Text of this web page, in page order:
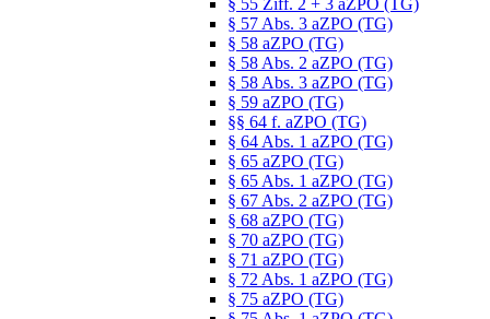
§ 55 Ziff. 2 + 3 aZPO (TG)
§ 57 Abs. 3 aZPO (TG)
§ 58 aZPO (TG)
§ 58 Abs. 2 aZPO (TG)
§ 58 Abs. 3 aZPO (TG)
§ 59 aZPO (TG)
§§ 64 f. aZPO (TG)
§ 64 Abs. 1 aZPO (TG)
§ 65 aZPO (TG)
§ 65 Abs. 1 aZPO (TG)
§ 67 Abs. 2 aZPO (TG)
§ 68 aZPO (TG)
§ 70 aZPO (TG)
§ 71 aZPO (TG)
§ 72 Abs. 1 aZPO (TG)
§ 75 aZPO (TG)